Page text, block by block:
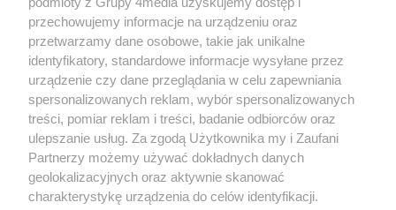
Data dodania galerii:
02.08.2026
REKLAMA
przechowujemy informacje na urządzeniu oraz
przetwarzamy dane osobowe, takie jak unikalne
identyfikatory, standardowe informacje wysyłane przez
urządzenie czy dane przeglądania w celu zapewniania
spersonalizowanych reklam, wybór spersonalizowanych
treści, pomiar reklam i treści, badanie odbiorców oraz
ulepszanie usług. Za zgodą Użytkownika my i Zaufani
Partnerzy możemy używać dokładnych danych
geolokalizacyjnych oraz aktywnie skanować
charakterystykę urządzenia do celów identyfikacji.